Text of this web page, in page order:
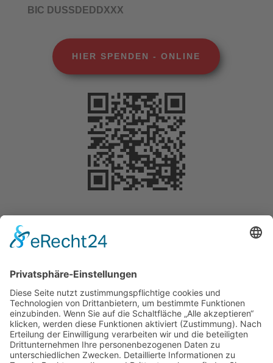
BIC DUSSDEDDXXX
HIER SPENDEN - ONLINE
Selbstverständlich können Sie Ihre Spende
Euro benötigen Sie keine gesonderte
Bescheinigung. Die Vorlage des
Überweisungsträgers bei der Steuererklärung
reicht aus, um die Spende steuermindernd geltend
zu machen.